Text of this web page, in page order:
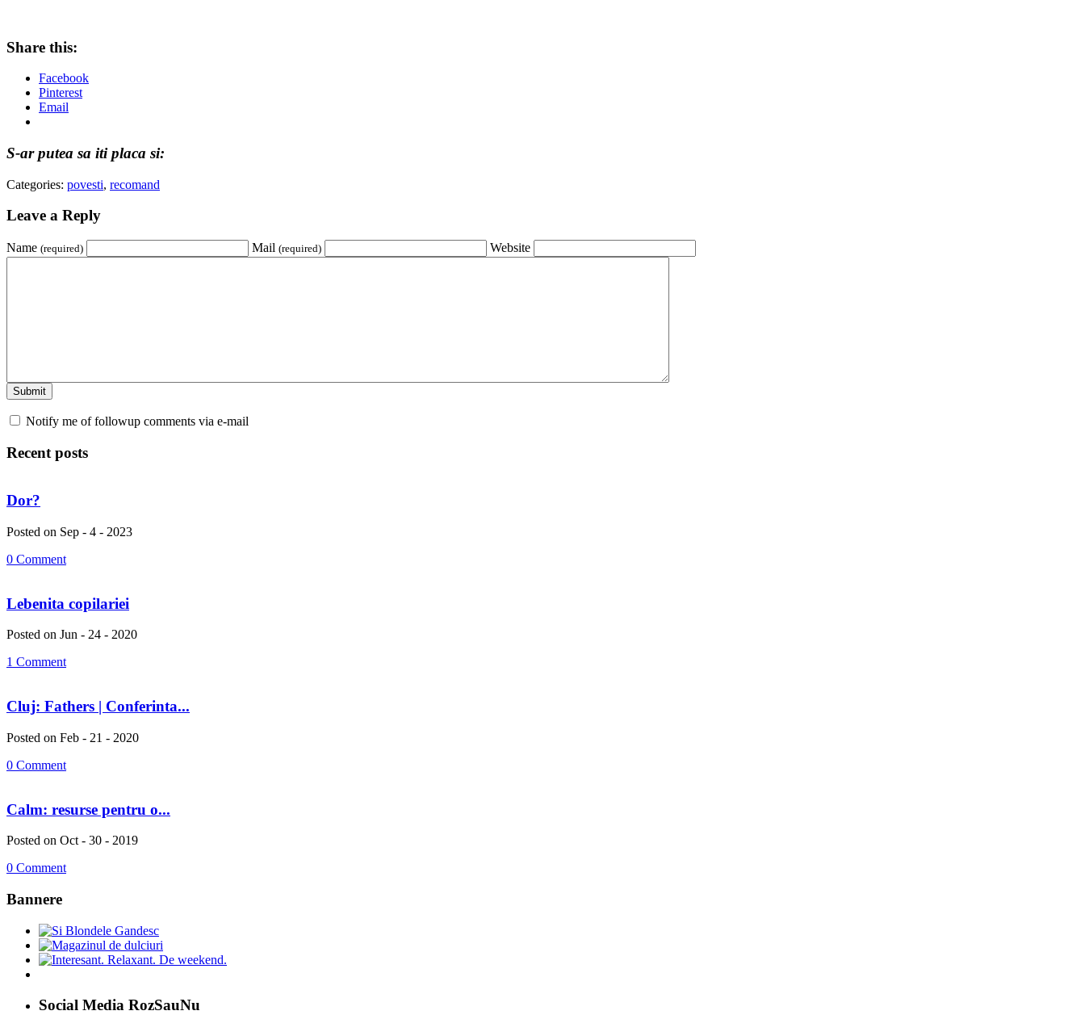
Share this:
Facebook
Pinterest
Email
S-ar putea sa iti placa si:
Categories: povesti, recomand
Leave a Reply
Name (required) Mail (required) Website
Notify me of followup comments via e-mail
Recent posts
Dor?
Posted on Sep - 4 - 2023
0 Comment
Lebenita copilariei
Posted on Jun - 24 - 2020
1 Comment
Cluj: Fathers | Conferinta...
Posted on Feb - 21 - 2020
0 Comment
Calm: resurse pentru o...
Posted on Oct - 30 - 2019
0 Comment
Bannere
Social Media RozSauNu